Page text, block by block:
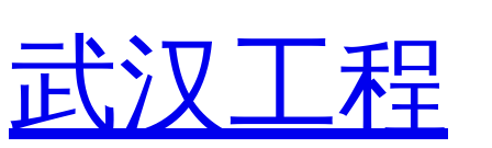
武汉工程